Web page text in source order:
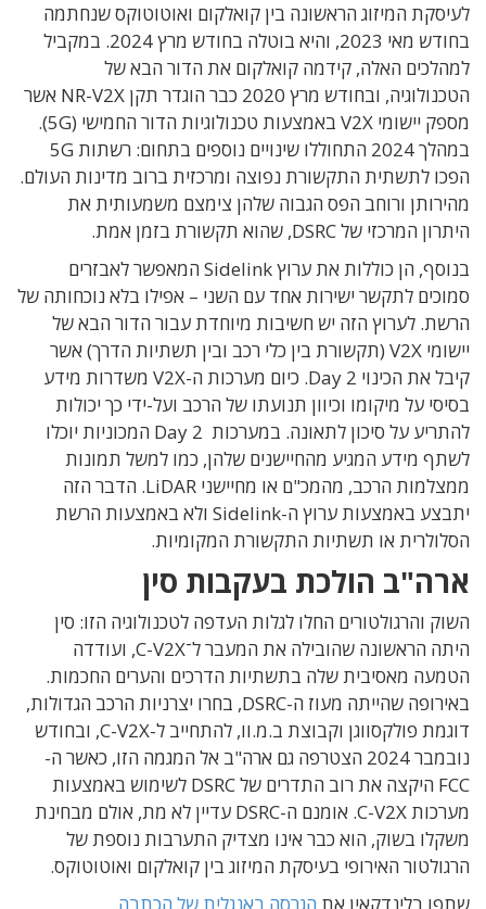
לעיסקת המיזוג הראשונה בין קואלקום ואוטוטוקס שנחתמה
בחודש מאי 2023, והיא בוטלה בחודש מרץ 2024. במקביל
למהלכים האלה, קידמה קואלקום את הדור הבא של
הטכנולוגיה, ובחודש מרץ 2020 כבר הוגדר תקן NR-V2X אשר
מספק יישומי V2X באמצעות טכנולוגיות הדור החמישי (5G).
במהלך 2024 התחוללו שינויים נוספים בתחום: רשתות 5G
הפכו לתשתית התקשורת נפוצה ומרכזית ברוב מדינות העולם.
מהירותן ורוחב הפס הגבוה שלהן צימצם משמעותית את
היתרון המרכזי של DSRC, שהוא תקשורת בזמן אמת.
בנוסף, הן כוללות את ערוץ Sidelink המאפשר לאבזרים
סמוכים לתקשר ישירות אחד עם השני – אפילו בלא נוכחותה של
הרשת. לערוץ הזה יש חשיבות מיוחדת עבור הדור הבא של
יישומי V2X (תקשורת בין כלי רכב ובין תשתיות הדרך) אשר
קיבל את הכינוי Day 2. כיום מערכות ה-V2X משדרות מידע
בסיסי על מיקומו וכיוון תנועתו של הרכב ועל-ידי כך יכולות
להתריע על סיכון לתאונה. במערכות Day 2 המכוניות יוכלו
לשתף מידע המגיע מהחיישנים שלהן, כמו למשל תמונות
ממצלמות הרכב, מהמכ"ם או מחיישני LiDAR. הדבר הזה
יתבצע באמצעות ערוץ ה-Sidelink ולא באמצעות הרשת
הסלולרית או תשתיות התקשורת המקומיות.
ארה"ב הולכת בעקבות סין
השוק והרגולטורים החלו לגלות העדפה לטכנולוגיה הזו: סין
היתה הראשונה שהובילה את המעבר ל־C-V2X, ועודדה
הטמעה מאסיבית שלה בתשתיות הדרכים והערים החכמות.
באירופה שהייתה מעוז ה-DSRC, בחרו יצרניות הרכב הגדולות,
דוגמת פולקסווגן וקבוצת ב.מ.וו, להתחייב ל-C-V2X, ובחודש
נובמבר 2024 הצטרפה גם ארה"ב אל המגמה הזו, כאשר ה-
FCC היקצה את רוב התדרים של DSRC לשימוש באמצעות
מערכות C-V2X. אומנם ה-DSRC עדיין לא מת, אולם מבחינת
משקלו בשוק, הוא כבר אינו מצדיק התערבות נוספת של
הרגולטור האירופי בעיסקת המיזוג בין קואלקום ואוטוטוקס.